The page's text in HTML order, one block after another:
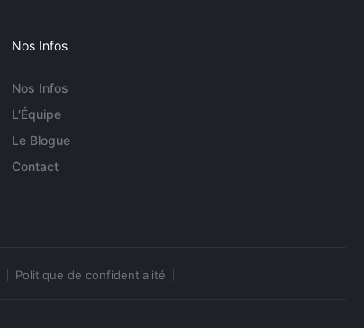
Nos Infos
Nos Infos
L'Équipe
Le Blogue
Contact
Politique de confidentialité